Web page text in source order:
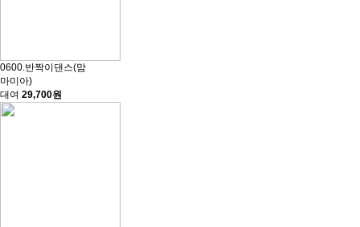
0600.반짝이댄스(맘
마미아)
대여 29,700원